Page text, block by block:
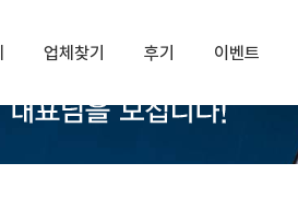
업체찾기 후기 이벤트